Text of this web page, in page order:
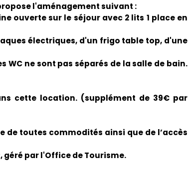
l'aménagement suivant :
ouverte sur le séjour avec 2 lits 1 place en
électriques, d'un frigo table top, d'une
WC ne sont pas séparés de la salle de bain.
cette location. (supplément de 39€ par
de toutes commodités ainsi que de l’accès
par l'Office de Tourisme.